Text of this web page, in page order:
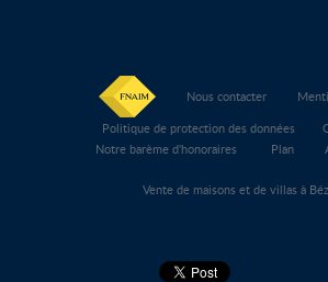
Nous contacter
Politique de protection des données
Notre barème d'honoraires
Plan
Vente de maisons et de villas à